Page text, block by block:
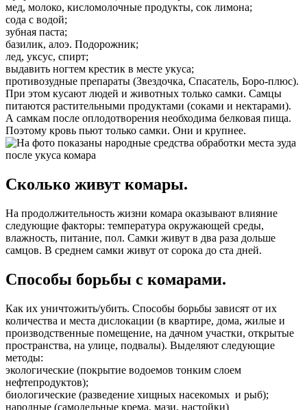
мед, молоко, кисломолочные продукты, сок лимона;
сода с водой;
зубная паста;
базилик, алоэ. Подорожник;
лед, уксус, спирт;
выдавить ногтем крестик в месте укуса;
противозудные препараты (Звездочка, Спасатель, Боро-плюс).
При этом кусают людей и животных только самки. Самцы
питаются растительными продуктами (соками и нектарами).
А самкам после оплодотворения необходима белковая пища.
Поэтому кровь пьют только самки. Они и крупнее.
Сколько живут комары.
На продолжительность жизни комара оказывают влияние
следующие факторы: температура окружающей среды,
влажность, питание, пол. Самки живут в два раза дольше
самцов. В среднем самки живут от сорока до ста дней.
Способы борьбы с комарами.
Как их уничтожить/убить. Способы борьбы зависят от их
количества и места дислокации (в квартире, дома, жилые и
производственные помещение, на дачном участки, открытые
пространства, на улице, подвалы). Выделяют следующие
методы:
экологические (покрытие водоемов тонким слоем
нефтепродуктов);
биологические (разведение хищных насекомых и рыб);
народные (самодельные крема, мази, настойки)